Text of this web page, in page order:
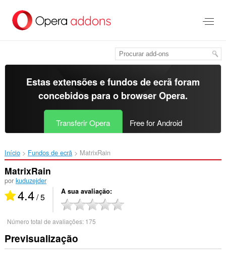
para
Estas extensões e fundos de ecrã foram
concebidos para o browser Opera.
Transferir Opera Free for Android
Início Fundos de ecrã MatrixRain‎
MatrixRain
por kuduzejder
4.4/ 5 A sua avaliação
Número total de avaliações: 175
Previsualização